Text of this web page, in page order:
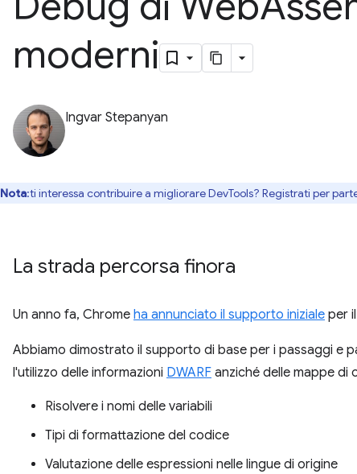
moderni
Ingvar Stepanyan
Nota:ti interessa contribuire a migliorare DevTools? Registrati per
La strada percorsa finora
Un anno fa, Chrome ha annunciato il supporto iniziale per
Abbiamo dimostrato il supporto di base per i passaggi e
l'utilizzo delle informazioni DWARF anziché delle mappe di
Risolvere i nomi delle variabili
Tipi di formattazione del codice
Valutazione delle espressioni nelle lingue di origine